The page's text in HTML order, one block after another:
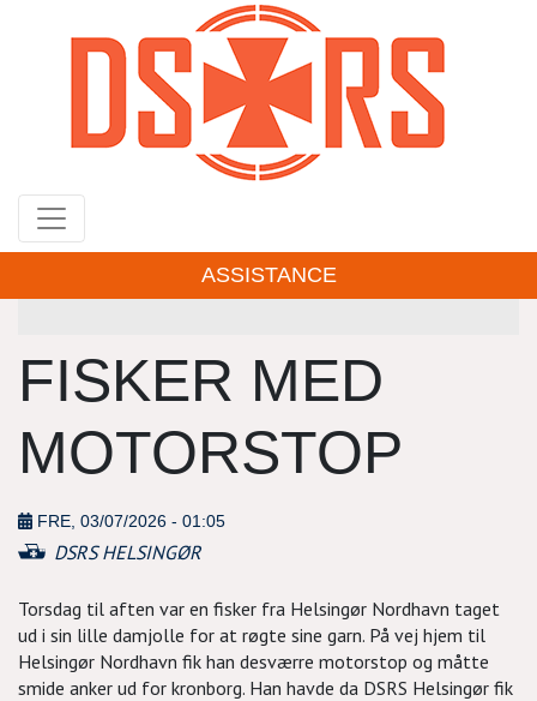
hovedindhold
ASSISTANCE
FISKER MED
MOTORSTOP
FRE, 03/07/2026 - 01:05
DSRS HELSINGØR
Torsdag til aften var en fisker fra Helsingør Nordhavn taget
ud i sin lille damjolle for at røgte sine garn. På vej hjem til
Helsingør Nordhavn fik han desværre motorstop og måtte
smide anker ud for kronborg. Han havde da DSRS Helsingør fik